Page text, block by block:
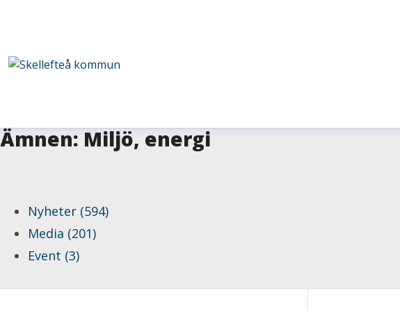
Ämnen: Miljö, energi
Nyheter (594)
Media (201)
Event (3)